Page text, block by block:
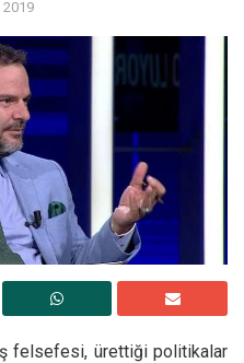
2019
felsefesi, ürettiği politikalar